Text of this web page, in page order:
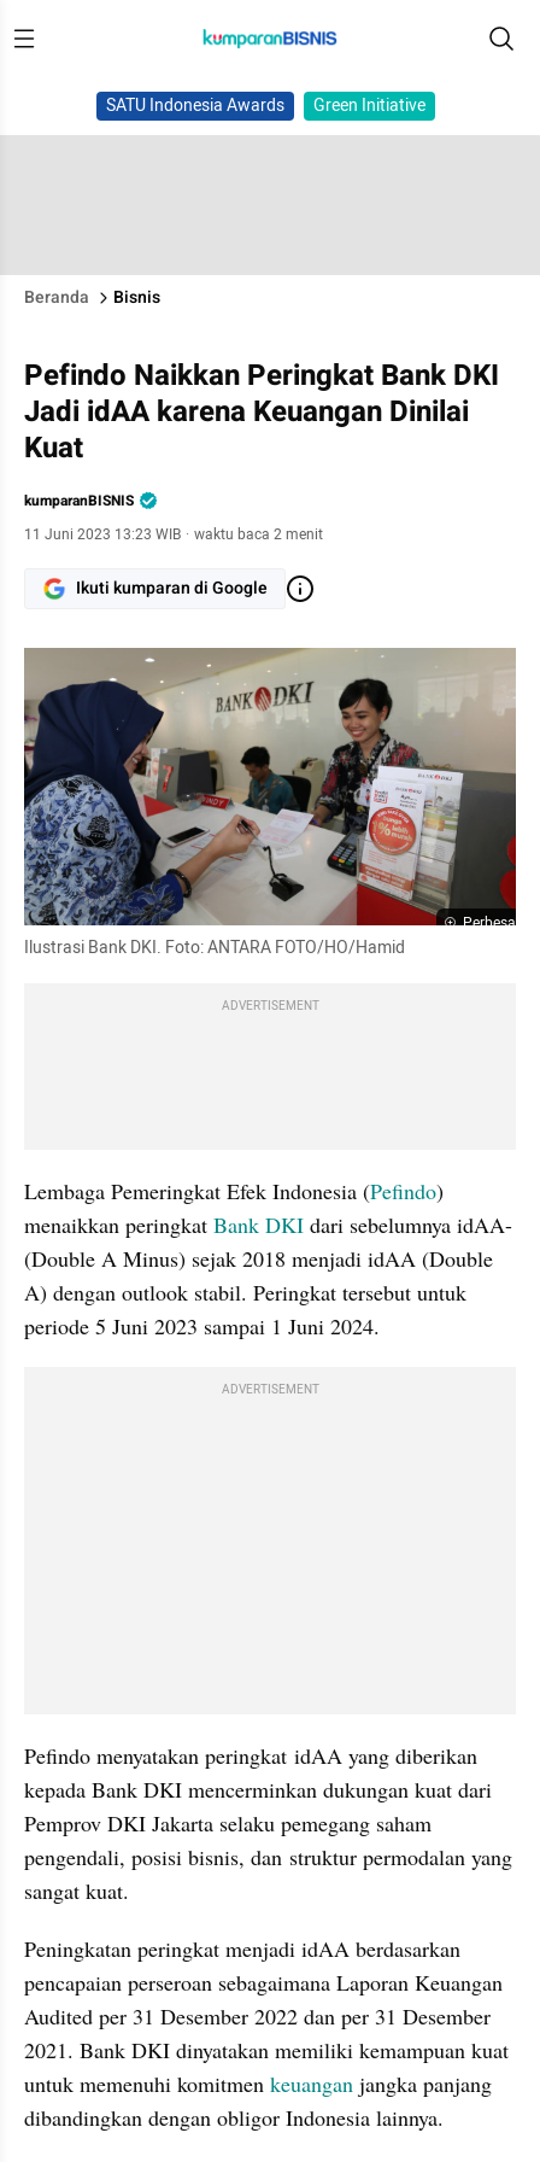
SATU Indonesia Awards Green Initiative
Beranda Bisnis
Pefindo Naikkan Peringkat Bank DKI
Jadi idAA karena Keuangan Dinilai
Kuat
kumparanBISNIS
11 Juni 2023 13:23 WIB · waktu baca 2 menit
Ikuti kumparan di Google
Perbesar
Ilustrasi Bank DKI. Foto: ANTARA FOTO/HO/Hamid
ADVERTISEMENT
Lembaga Pemeringkat Efek Indonesia (Pefindo)
menaikkan peringkat Bank DKI dari sebelumnya idAA-
(Double A Minus) sejak 2018 menjadi idAA (Double
A) dengan outlook stabil. Peringkat tersebut untuk
periode 5 Juni 2023 sampai 1 Juni 2024.
ADVERTISEMENT
Pefindo menyatakan peringkat idAA yang diberikan
kepada Bank DKI mencerminkan dukungan kuat dari
Pemprov DKI Jakarta selaku pemegang saham
pengendali, posisi bisnis, dan struktur permodalan yang
sangat kuat.
Peningkatan peringkat menjadi idAA berdasarkan
pencapaian perseroan sebagaimana Laporan Keuangan
Audited per 31 Desember 2022 dan per 31 Desember
2021. Bank DKI dinyatakan memiliki kemampuan kuat
untuk memenuhi komitmen keuangan jangka panjang
dibandingkan dengan obligor Indonesia lainnya.